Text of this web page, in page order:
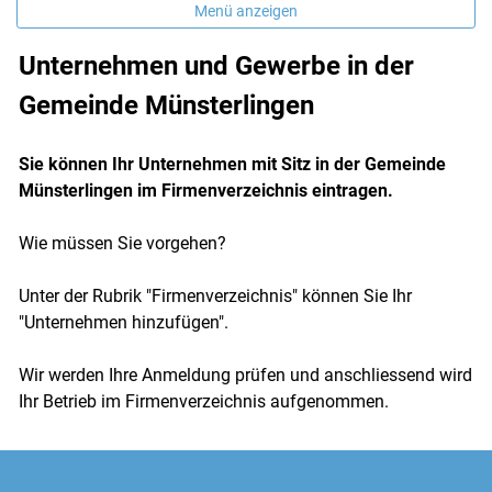
Menü anzeigen
Unternehmen und Gewerbe in der
Gemeinde Münsterlingen
Sie können Ihr Unternehmen mit Sitz in der Gemeinde
Münsterlingen im Firmenverzeichnis eintragen.
Wie müssen Sie vorgehen?
Unter der Rubrik "Firmenverzeichnis" können Sie Ihr
"Unternehmen hinzufügen".
Wir werden Ihre Anmeldung prüfen und anschliessend wird
Ihr Betrieb im Firmenverzeichnis aufgenommen.